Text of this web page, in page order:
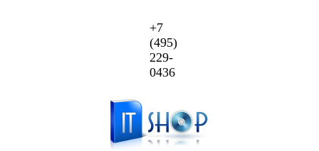
+7
(495)
229-
0436